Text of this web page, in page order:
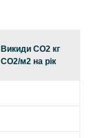
Викиди CO2 кг
CO2/м2 на рік